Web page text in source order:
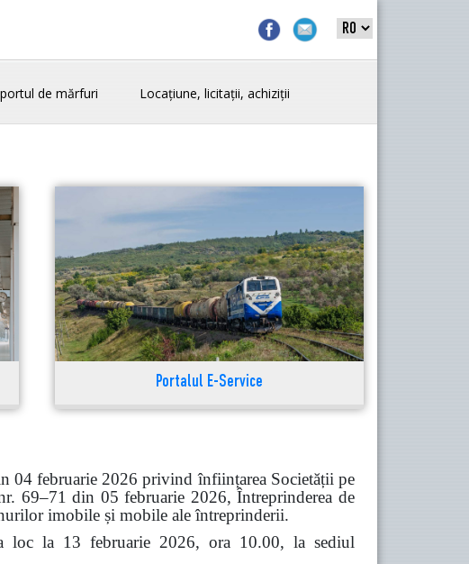
de mărfuri Locațiune, licitații, achiziții
Portalul E-Service
04 februarie 2026 privind înființarea Societății pe
69–71 din 05 februarie 2026, Întreprinderea de
imobile și mobile ale întreprinderii.
loc la 13 februarie 2026, ora 10.00, la sediul